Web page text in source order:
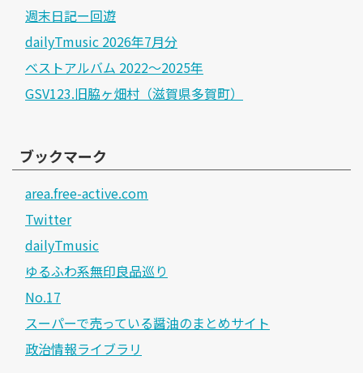
週末日記ー回遊
dailyTmusic 2026年7月分
ベストアルバム 2022～2025年
GSV123.旧脇ヶ畑村（滋賀県多賀町）
ブックマーク
area.free-active.com
Twitter
dailyTmusic
ゆるふわ系無印良品巡り
No.17
スーパーで売っている醤油のまとめサイト
政治情報ライブラリ